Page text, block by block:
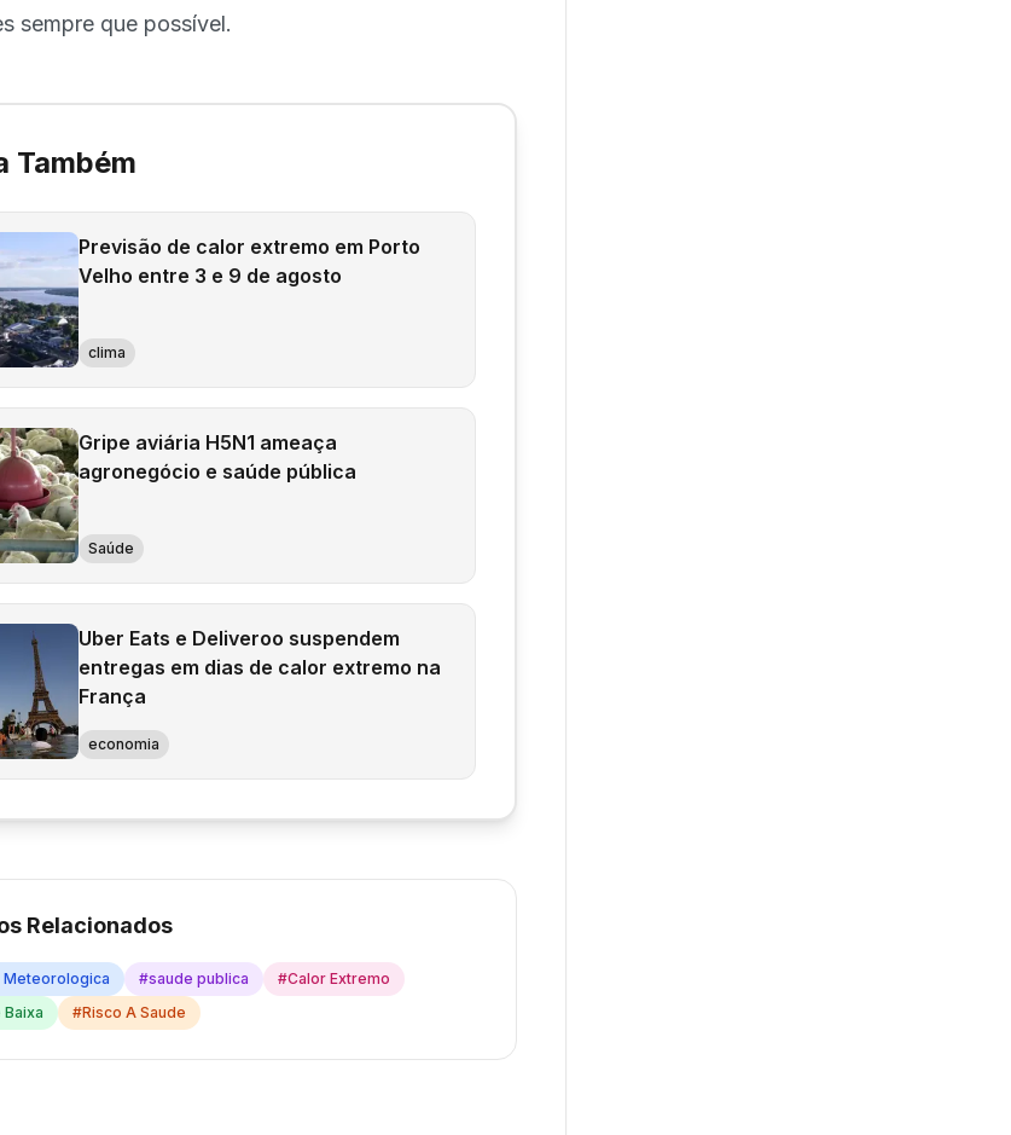
sempre que possível.
Também
Previsão de calor extremo em Porto
Velho entre 3 e 9 de agosto
clima
Gripe aviária H5N1 ameaça
agronegócio e saúde pública
Saúde
Uber Eats e Deliveroo suspendem
entregas em dias de calor extremo na
França
economia
Relacionados
Meteorologica #saude publica #Calor Extremo
#Risco A Saude